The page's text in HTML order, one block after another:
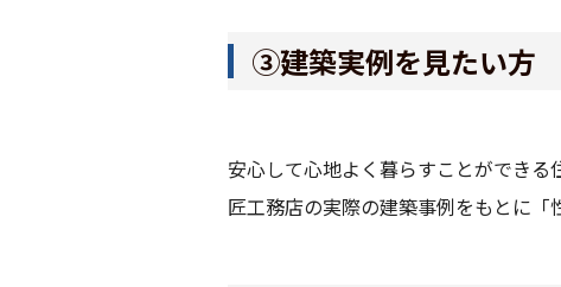
③建築実例を見たい方
安心して心地よく暮らすことができる
匠工務店の実際の建築事例をもとに